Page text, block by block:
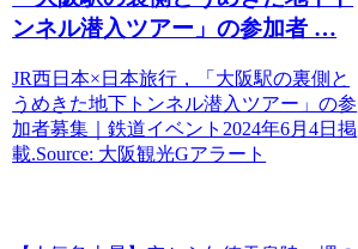
ンネル潜入ツアー」の参加者 …
JR西日本×日本旅行，「大阪駅の裏側と
うめきた地下トンネル潜入ツアー」の参
加者募集｜鉄道イベント2024年6月4日掲
載.Source: 大阪観光Gアラート